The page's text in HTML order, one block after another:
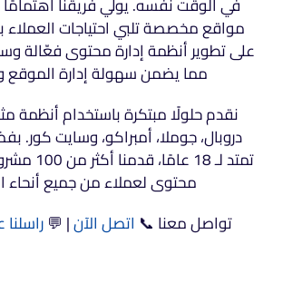
مواقع مخصصة تلبي احتياجات العملاء
على تطوير أنظمة إدارة محتوى فعّالة
مما يضمن سهولة إدارة الموقع
نقدم حلولًا مبتكرة باستخدام أنظمة
دروبال، جوملا، أمبراكو، وسايت كور.
تمتد لـ 18
محتوى لعملاء من جميع أنحاء
تواصل معنا 📞 اتصل الآن| 💬